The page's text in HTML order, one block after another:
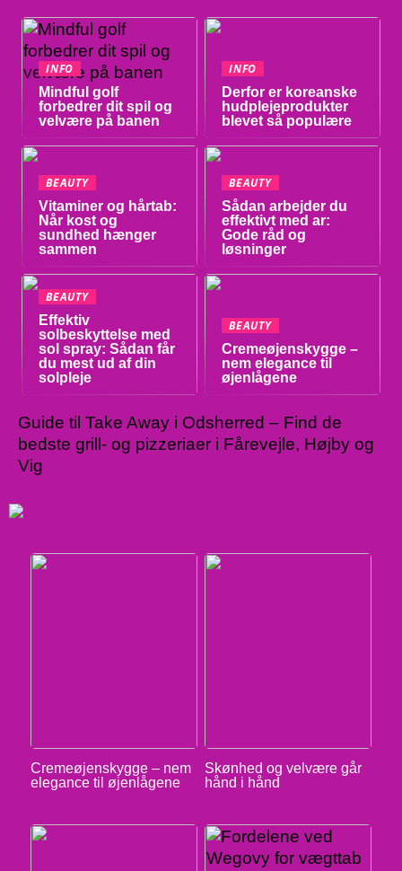
INFO
Mindful golf
forbedrer dit spil og
velvære på banen
INFO
Derfor er koreanske
hudplejeprodukter
blevet så populære
BEAUTY
Vitaminer og hårtab:
Når kost og
sundhed hænger
sammen
BEAUTY
Sådan arbejder du
effektivt med ar:
Gode råd og
løsninger
BEAUTY
Effektiv
solbeskyttelse med
sol spray: Sådan får
du mest ud af din
solpleje
BEAUTY
Cremeøjenskygge –
nem elegance til
øjenlågene
Guide til Take Away i Odsherred – Find de
bedste grill- og pizzeriaer i Fårevejle, Højby og
Vig
Cremeøjenskygge – nem
elegance til øjenlågene
Skønhed og velvære går
hånd i hånd